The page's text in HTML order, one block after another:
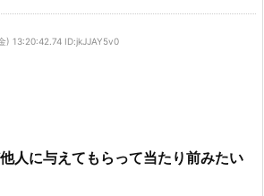
) 13:20:42.74 ID:jkJJAY5v0
人に与えてもらって当たり前みたい